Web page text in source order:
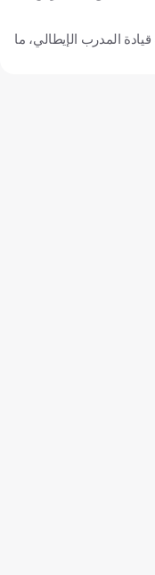
في 198 مباراة تحت قيادة المدرب الإيطالي، ما